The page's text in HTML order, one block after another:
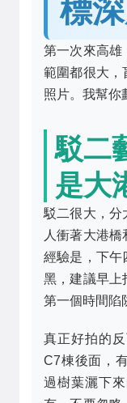
標
第一次來高雄
範圍都很大，
照片。我幫你
駁二
是大
駁二很大，分
人衝著大港
經驗是，下午
黑，建議早上
第一個時間陷
真正好拍的
C7棟後面，
過樹葉灑下